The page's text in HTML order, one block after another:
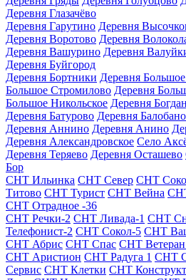
Деревня Глазачёво
Деревня Гарутино Деревня
Деревня Воротово Деревня
Деревня Вашурино Деревня
Деревня Буйгород
Деревня Бортники Деревня
Большое Стромилово Деревня
Большое Никольское Деревня
Деревня Батурово Деревня
Деревня Аннино Деревня Анино
Деревня Александровское Село
Деревня Теряево Деревня Осташево
Бор
СНТ Ильинка СНТ Север СНТ
Титово СНТ Турист СНТ Вейна
СНТ Отрадное -36
СНТ Речки-2 СНТ Ливада-1 СНТ
Телефонист-2 СНТ Сокол-5 СНТ
СНТ Абрис СНТ Спас СНТ
СНТ Аристион СНТ Радуга 1 СНТ
Сервис СНТ Клетки СНТ